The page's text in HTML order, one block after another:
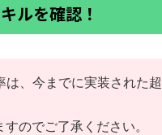
ルを確認！
、今までに実装された
のでご了承ください。